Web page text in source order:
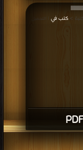
كتب في
| التحميل :